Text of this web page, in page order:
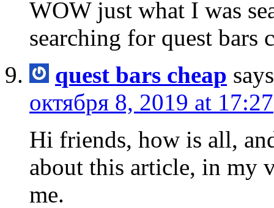
WOW just what I was
searching for quest bars
quest bars cheap
октября 8, 2019 at 17:27
Hi friends, how is all,
about this article, in my
me.